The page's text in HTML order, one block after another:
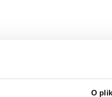
O
kredytu nieważna
roku (sygn. akt: XV C
od dnia 5 maja 2022